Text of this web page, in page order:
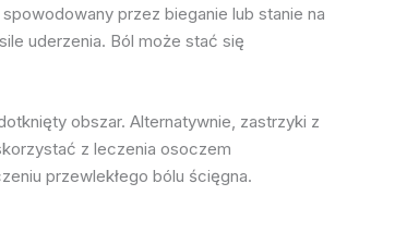
przez bieganie lub stanie na
uderzenia. Ból może stać się
obszar. Alternatywnie, zastrzyki z
z leczenia osoczem
przewlekłego bólu ścięgna.